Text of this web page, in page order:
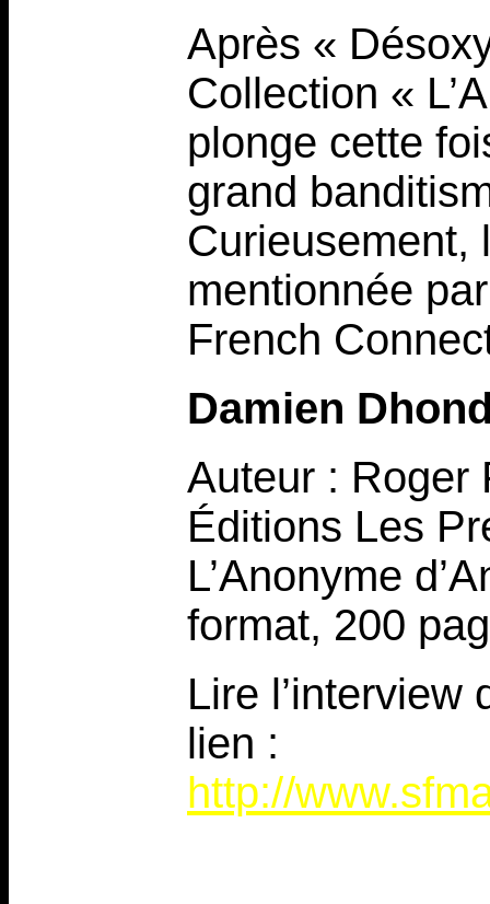
Après «
Collection «
plonge cette
grand
Curieusement,
mentionnée
French
Damien
Auteur : Roger
Éditions Les
L’Anonyme
format, 200
Lire l’interview
lien :
http://